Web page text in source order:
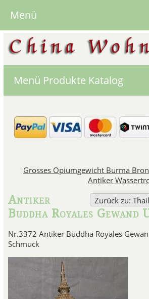
Menü Produkte Katalog
Grosses Opiumgewicht Burma
Antiker
Zurück zu:
Antiker
Buddha Royales Gewand
Nr.3372 Antiker Buddha Royales
Schmuck
Menü